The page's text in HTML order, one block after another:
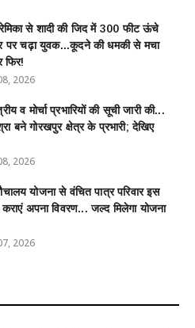
से शादी की जिद में 300 फीट ऊंचे
पर चढ़ा युवक...कूदने की धमकी से मचा
2026
व मोर्चा प्रभारियों की सूची जारी की...
बने गोरखपुर क्षेत्र के प्रभारी; देखिए
2026
योजना से वंचित पात्र परिवार इस
अपना विवरण... जल्द मिलेगा योजना
2026